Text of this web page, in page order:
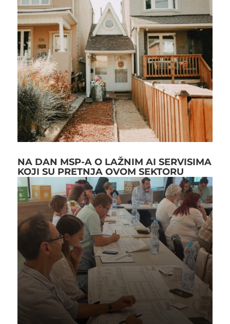
NA DAN MSP-A O LAŽNIM AI SERVISIMA
KOJI SU PRETNJA OVOM SEKTORU